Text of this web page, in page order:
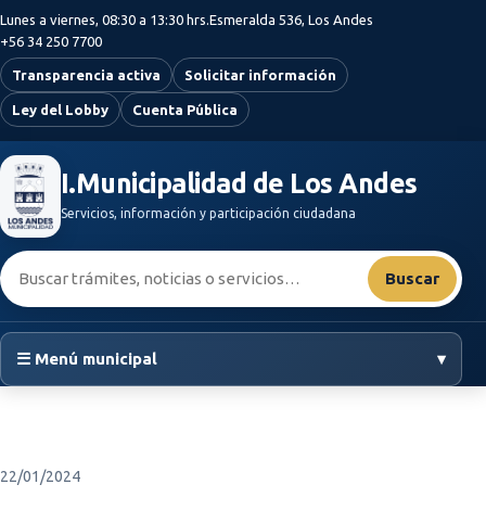
Saltar al contenido principal
Lunes a viernes, 08:30 a 13:30 hrs.Esmeralda 536, Los Andes
+56 34 250 7700
Transparencia activa Solicitar información
Ley del Lobby Cuenta Pública
I.Municipalidad de Los Andes
Servicios, información y participación ciudadana
Buscar:
Buscar
☰ Menú municipal ▾
22/01/2024